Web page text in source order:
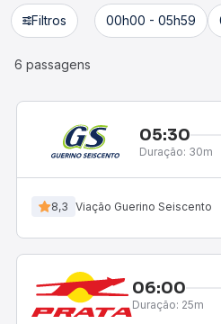
Filtros 00h00 - 05h59
6 passagens
05:30
Duração: 30m
8,3 Viação Guerino Seiscento
06:00
Duração: 25m